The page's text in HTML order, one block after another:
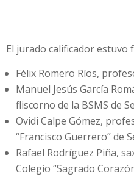
El jurado calificador estuvo
Félix Romero Ríos,
Manuel Jesús García
fliscorno de la BSMS de
Ovidi Calpe Gómez,
“Francisco Guerrero” de
Rafael Rodríguez Piña,
Colegio “Sagrado